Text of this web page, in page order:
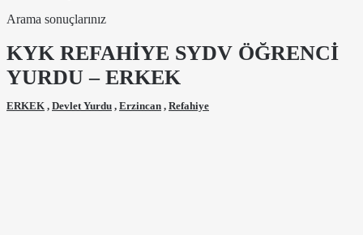
Arama sonuçlarınız
KYK REFAHİYE SYDV ÖĞRENCİ
YURDU – ERKEK
ERKEK , Devlet Yurdu , Erzincan , Refahiye